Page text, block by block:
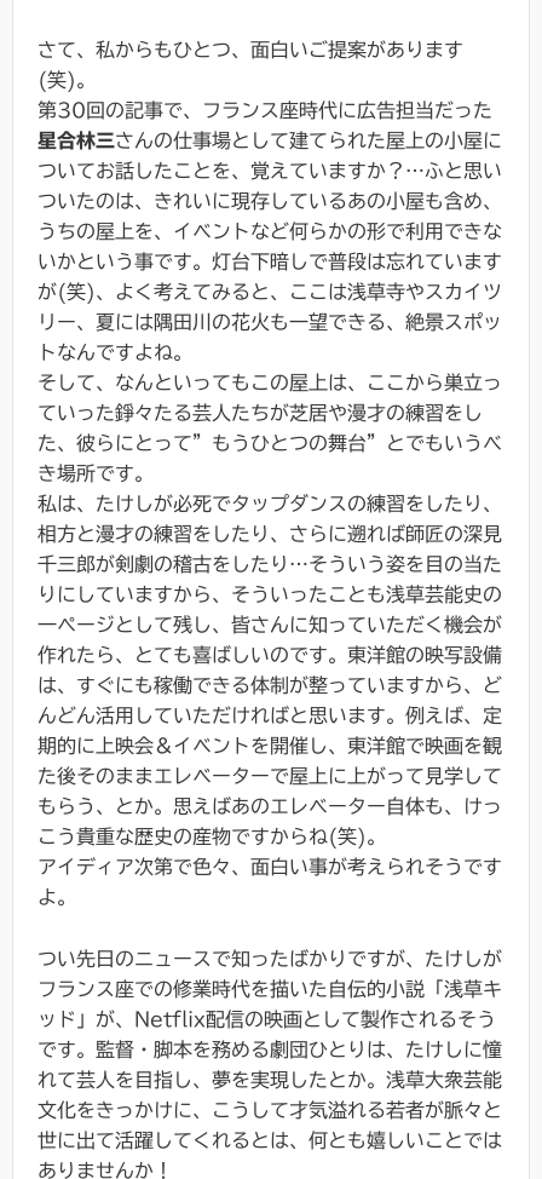
さて、私からもひとつ、面白いご提案があります
(笑)。
第30回の記事で、フランス座時代に広告担当だった
星合林三さんの仕事場として建てられた屋上の小屋に
ついてお話したことを、覚えていますか？…ふと思い
ついたのは、きれいに現存しているあの小屋も含め、
うちの屋上を、イベントなど何らかの形で利用できな
いかという事です。灯台下暗しで普段は忘れています
が(笑)、よく考えてみると、ここは浅草寺やスカイツ
リー、夏には隅田川の花火も一望できる、絶景スポッ
トなんですよね。
そして、なんといってもこの屋上は、ここから巣立っ
ていった錚々たる芸人たちが芝居や漫才の練習をし
た、彼らにとって”もうひとつの舞台”とでもいうべ
き場所です。
私は、たけしが必死でタップダンスの練習をしたり、
相方と漫才の練習をしたり、さらに遡れば師匠の深見
千三郎が剣劇の稽古をしたり…そういう姿を目の当た
りにしていますから、そういったことも浅草芸能史の
一ページとして残し、皆さんに知っていただく機会が
作れたら、とても喜ばしいのです。東洋館の映写設備
は、すぐにも稼働できる体制が整っていますから、ど
んどん活用していただければと思います。例えば、定
期的に上映会＆イベントを開催し、東洋館で映画を観
た後そのままエレベーターで屋上に上がって見学して
もらう、とか。思えばあのエレベーター自体も、けっ
こう貴重な歴史の産物ですからね(笑)。
アイディア次第で色々、面白い事が考えられそうです
よ。
つい先日のニュースで知ったばかりですが、たけしが
フランス座での修業時代を描いた自伝的小説「浅草キ
ッド」が、Netflix配信の映画として製作されるそう
です。監督・脚本を務める劇団ひとりは、たけしに憧
れて芸人を目指し、夢を実現したとか。浅草大衆芸能
文化をきっかけに、こうして才気溢れる若者が脈々と
世に出て活躍してくれるとは、何とも嬉しいことでは
ありませんか！